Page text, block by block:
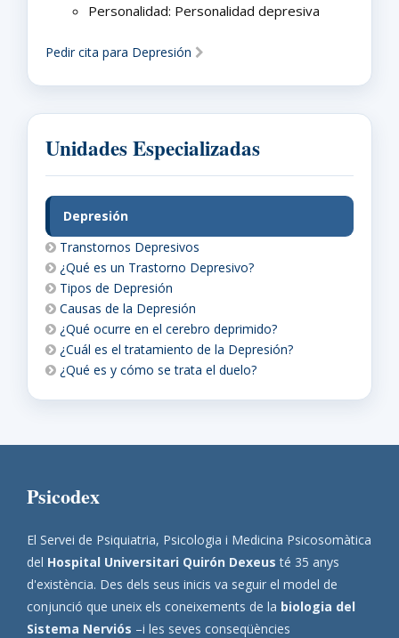
Personalidad: Personalidad depresiva
Pedir cita para Depresión
Unidades Especializadas
Depresión
Transtornos Depresivos
¿Qué es un Trastorno Depresivo?
Tipos de Depresión
Causas de la Depresión
¿Qué ocurre en el cerebro deprimido?
¿Cuál es el tratamiento de la Depresión?
¿Qué es y cómo se trata el duelo?
Psicodex
El Servei de Psiquiatria, Psicologia i Medicina Psicosomàtica
del Hospital Universitari Quirón Dexeus té 35 anys
d'existència. Des dels seus inicis va seguir el model de
conjunció que uneix els coneixements de la biologia del
Sistema Nerviós –i les seves conseqüències